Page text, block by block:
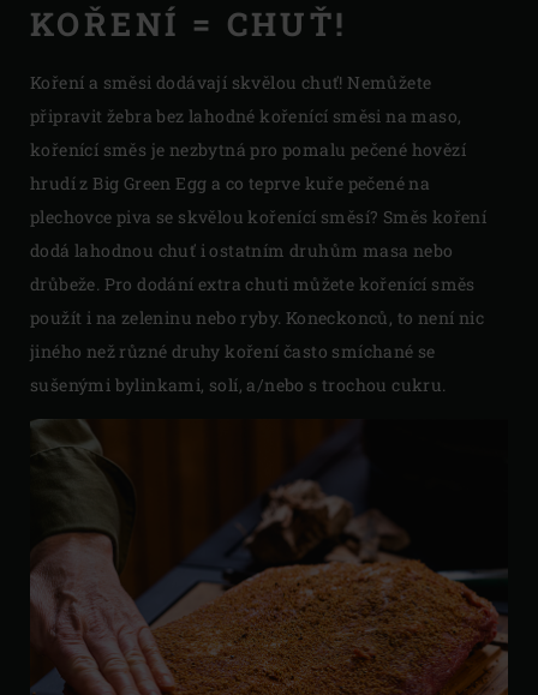
KOŘENÍ = CHUŤ!
Koření a směsi dodávají skvělou chuť! Nemůžete
připravit žebra bez lahodné kořenící směsi na maso,
kořenící směs je nezbytná pro pomalu pečené hovězí
hrudí z Big Green Egg a co teprve kuře pečené na
plechovce piva se skvělou kořenící směsí? Směs koření
dodá lahodnou chuť i ostatním druhům masa nebo
drůbeže. Pro dodání extra chuti můžete kořenící směs
použít i na zeleninu nebo ryby. Koneckonců, to není nic
jiného než různé druhy koření často smíchané se
sušenými bylinkami, solí, a/nebo s trochou cukru.